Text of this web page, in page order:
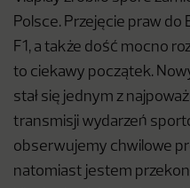
Polsce. Przejęcie praw do
F1, a także dość mocno
to ciekawy początek.
stał się jednym z
transmisji wydarzeń
obserwujemy chwilowe
natomiast jestem